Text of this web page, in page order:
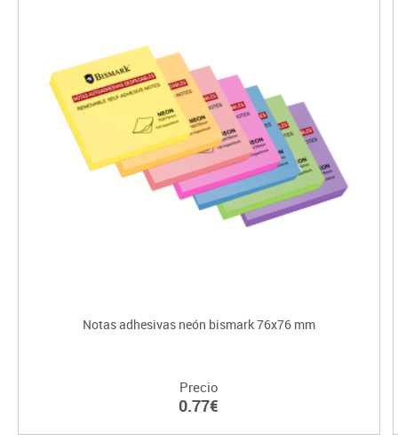
Notas adhesivas neón bismark 76x76 mm
Precio
0.77€